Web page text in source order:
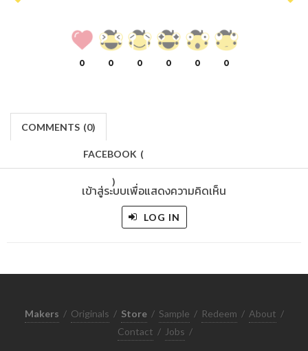
0 0 0 0 0 0
COMMENTS (0)
FACEBOOK (
)
เข้าสู่ระบบเพื่อแสดงความคิดเห็น
LOG IN
Makers / Originals / Store / Sample / Redeem / About /
Contact / Jobs /